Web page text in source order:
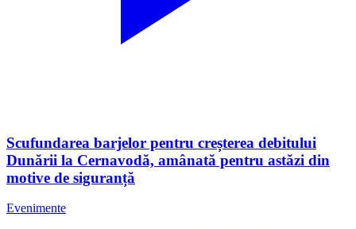
Scufundarea barjelor pentru creșterea debitului
Dunării la Cernavodă, amânată pentru astăzi din
motive de siguranță
Evenimente